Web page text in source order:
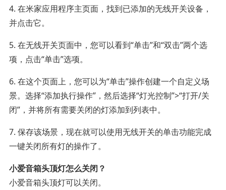
4. 在米家应用程序主页面，找到已添加的无线开关设备，
并点击它。
5. 在无线开关页面中，您可以看到“单击”和“双击”两个选
项，点击“单击”选项。
6. 在这个页面上，您可以为“单击”操作创建一个自定义场
景。选择“添加执行操作”，然后选择“灯光控制”>“打开/关
闭”，并将所有需要关闭的灯添加到列表中。
7. 保存该场景，现在就可以使用无线开关的单击功能完成
一键关闭所有灯的操作了。
小爱音箱头顶灯怎么关闭？
小爱音箱头顶灯可以关闭。